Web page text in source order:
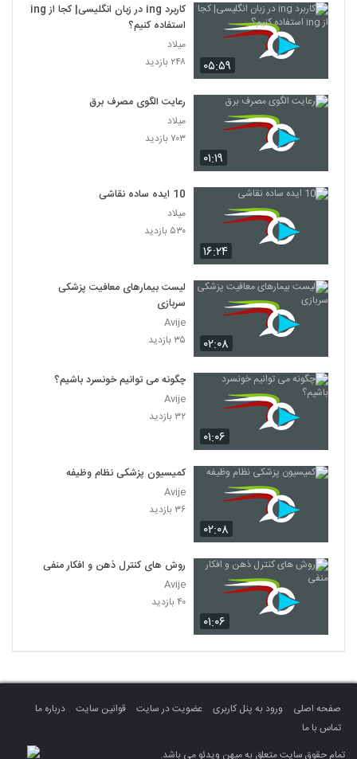
۰۵:۵۹
کاربرد ing در زبان انگلیسی| کجا از ing
استفاده کنیم؟
میلاد
۲۴۸ بازدید
۰۱:۱۹
رعایت الگوی مصرف برق
میلاد
۷۰۳ بازدید
۱۶:۲۴
10 ایده ساده نقاشی
میلاد
۵۳۰ بازدید
۰۲:۰۸
لیست بیمارهای معافیت پزشکی
سربازی
Avije
۳۵ بازدید
۰۱:۰۶
چگونه می توانیم خونسرد باشیم؟
Avije
۳۲ بازدید
۰۲:۰۸
کمیسیون پزشکی نظام وظیفه
Avije
۳۶ بازدید
۰۱:۰۶
روش های کنترل ذهن و افکار منفی
Avije
۴۰ بازدید
صفحه اصلی ورود به پنل کاربری عضویت در سایت قوانین سایت
درباره ما
تماس با ما
تمام حقوق سایت متعلق به میهن ویدئو می باشد.